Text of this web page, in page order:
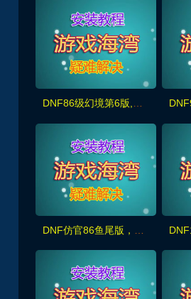
DNF86级幻境第6版,宽屏显示,新年版装备镶嵌主线任务深渊春节活动